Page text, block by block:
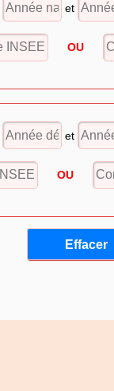
et
OU
et
OU